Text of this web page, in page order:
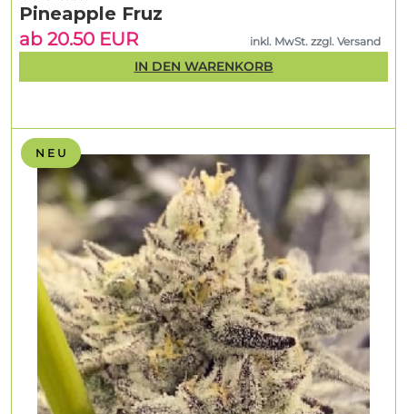
N E U
Pineapple Fruz
ab 20.50 EUR
inkl. MwSt. zzgl. Versand
IN DEN WARENKORB